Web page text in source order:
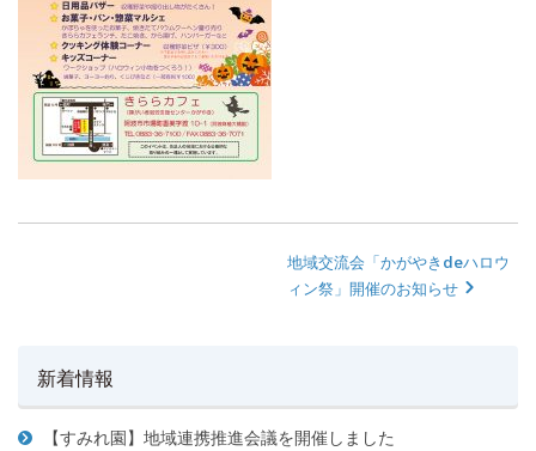
地域交流会「かがやきdeハロウ
ィン祭」開催のお知らせ
新着情報
【すみれ園】地域連携推進会議を開催しました